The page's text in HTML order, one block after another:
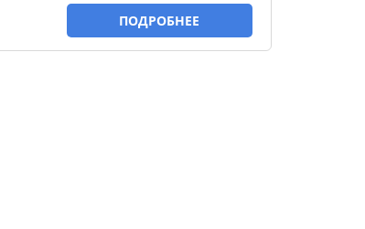
ПОДРОБНЕЕ